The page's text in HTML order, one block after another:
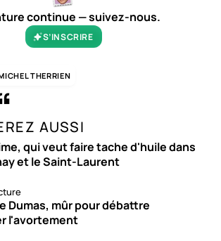
continue — suivez-nous.
S’INSCRIRE
THERRIEN
AUSSI
qui veut faire tache d'huile dans
et le Saint-Laurent
Dumas, mûr pour débattre
l'avortement